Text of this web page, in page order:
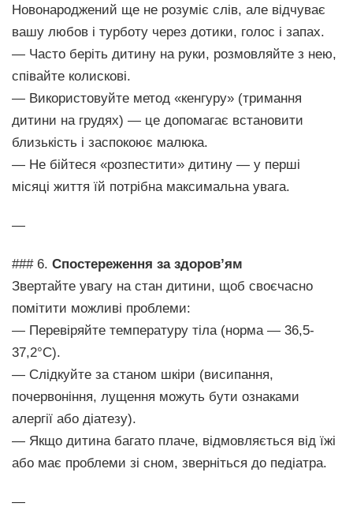
Новонароджений ще не розуміє слів, але відчуває
вашу любов і турботу через дотики, голос і запах.
— Часто беріть дитину на руки, розмовляйте з нею,
співайте колискові.
— Використовуйте метод «кенгуру» (тримання
дитини на грудях) — це допомагає встановити
близькість і заспокоює малюка.
— Не бійтеся «розпестити» дитину — у перші
місяці життя їй потрібна максимальна увага.
—
### 6. Спостереження за здоров’ям
Звертайте увагу на стан дитини, щоб своєчасно
помітити можливі проблеми:
— Перевіряйте температуру тіла (норма — 36,5-
37,2°C).
— Слідкуйте за станом шкіри (висипання,
почервоніння, лущення можуть бути ознаками
алергії або діатезу).
— Якщо дитина багато плаче, відмовляється від їжі
або має проблеми зі сном, зверніться до педіатра.
—